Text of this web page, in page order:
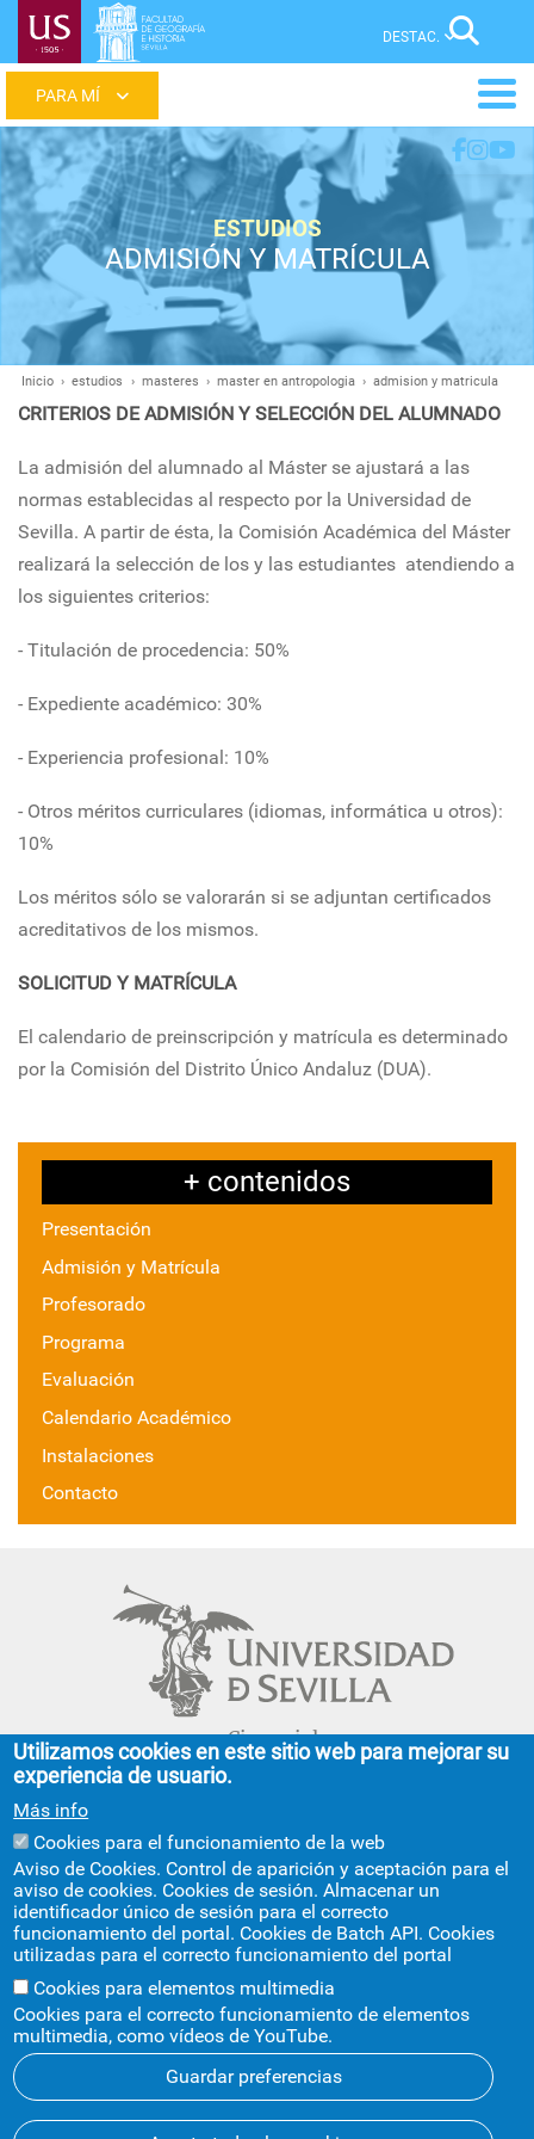
Pasar
menu
ESTUDIOS
ADMISIÓN Y MATRÍCULA
Ruta
de
navegación
Inicio estudios masteres master en antropologia admision y matricula
CRITERIOS DE ADMISIÓN Y SELECCIÓN DEL ALUMNADO
La admisión del alumnado al Máster se ajustará a las
normas establecidas al respecto por la Universidad de
Sevilla. A partir de ésta, la Comisión Académica del Máster
realizará la selección de los y las estudiantes atendiendo a
los siguientes criterios:
- Titulación de procedencia: 50%
- Expediente académico: 30%
- Experiencia profesional: 10%
- Otros méritos curriculares (idiomas, informática u otros):
10%
Los méritos sólo se valorarán si se adjuntan certificados
acreditativos de los mismos.
SOLICITUD Y MATRÍCULA
El calendario de preinscripción y matrícula es determinado
por la Comisión del Distrito Único Andaluz (DUA).
+ contenidos
Presentación
Admisión y Matrícula
Profesorado
Programa
Evaluación
Calendario Académico
Instalaciones
Contacto
Cinco siglos
impulsando el
conocimiento
FACULTAD DE GEOGRAFÍA E HISTORIA
C/ Doña María de Padilla, s/n.
Sevilla 41004.
geografiaehistoria@us.es
954 55 13 40
+info
Aviso legal Protección de datos Cookies
Utilizamos cookies en este sitio web para mejorar su
experiencia de usuario.
Más info
Cookies para el funcionamiento de la web
Aviso de Cookies. Control de aparición y aceptación para el
aviso de cookies. Cookies de sesión. Almacenar un
identificador único de sesión para el correcto
funcionamiento del portal. Cookies de Batch API. Cookies
utilizadas para el correcto funcionamiento del portal
Cookies para elementos multimedia
Cookies para el correcto funcionamiento de elementos
multimedia, como vídeos de YouTube.
Guardar preferencias